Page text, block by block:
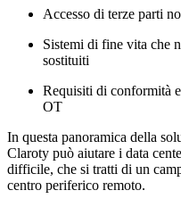
Accesso di terze parti
Sistemi di fine vita che
sostituiti
Requisiti di conformità
OT
In questa panoramica della
Claroty può aiutare i data
difficile, che si tratti di un
centro periferico remoto.